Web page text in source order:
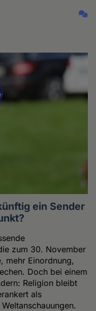
ein Sender
zum 30. November
mehr Einordnung,
Doch bei einem
Religion bleibt
als